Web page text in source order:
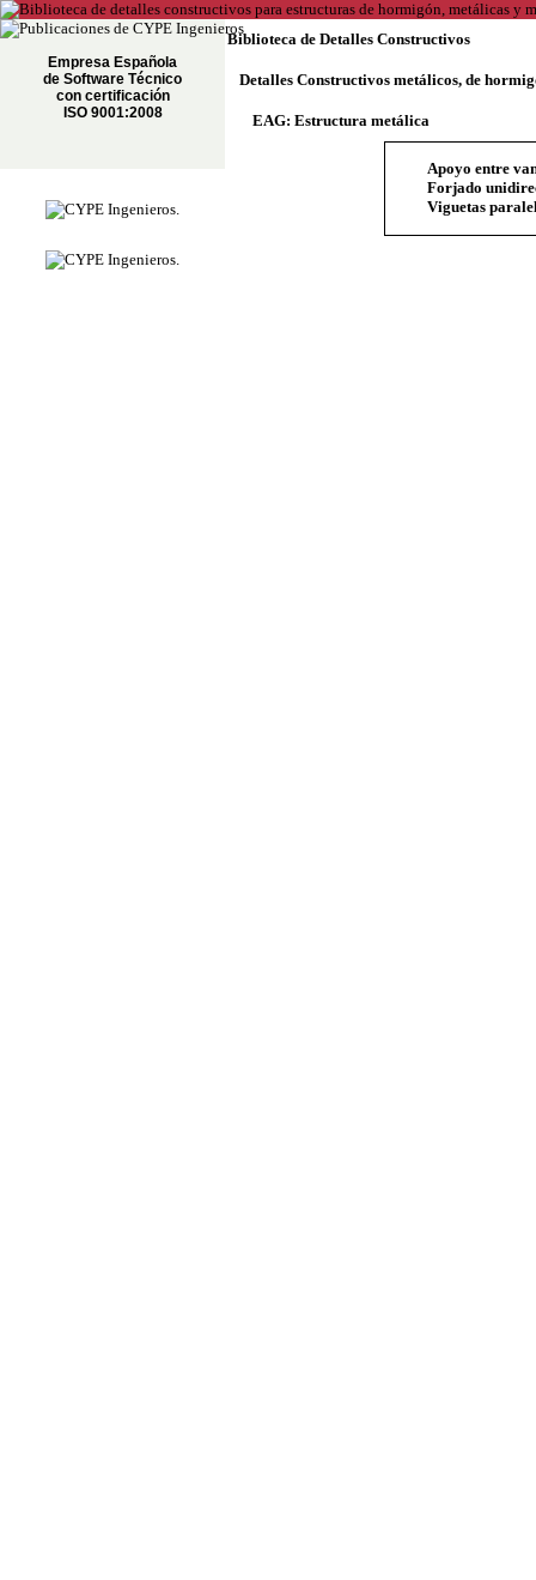
Empresa Española
de Software Técnico
con certificación
ISO 9001:2008
Biblioteca de Detalles Constructivos
Detalles Constructivos metálicos, de
EAG: Estructura metálica
Apoyo entre
Forjado
Viguetas